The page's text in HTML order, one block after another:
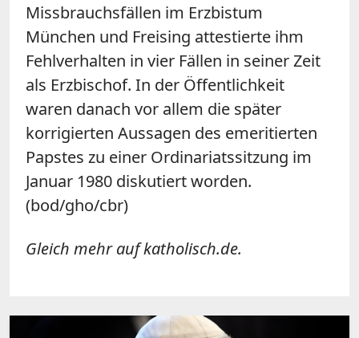
Missbrauchsfällen im Erzbistum
München und Freising attestierte ihm
Fehlverhalten in vier Fällen in seiner Zeit
als Erzbischof. In der Öffentlichkeit
waren danach vor allem die später
korrigierten Aussagen des emeritierten
Papstes zu einer Ordinariatssitzung im
Januar 1980 diskutiert worden.
(bod/gho/cbr)
Gleich mehr auf katholisch.de.